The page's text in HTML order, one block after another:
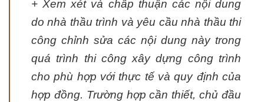
+ Xem xét và chấp thuận các nội dung
do nhà thầu trình và yêu cầu nhà thầu thi
công chỉnh sửa các nội dung này trong
quá trình thi công xây dựng công trình
cho phù hợp với thực tế và quy định của
hợp đồng. Trường hợp cần thiết, chủ đầu